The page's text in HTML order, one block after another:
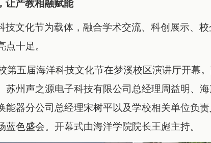
让产教相融赋能
技文化节为载体，融合学术交流、科创展示、
点十足。
第五届海洋科技文化节在梦溪校区演讲厅开幕
苏州声之源电子科技有限公司总经理周益明、
能器分公司总经理宋树平以及学校相关单位负
蓝色盛会。开幕式由海洋学院院长王彪主持。